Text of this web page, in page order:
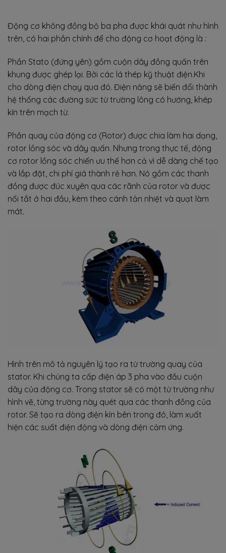
Động cơ không đồng bộ ba pha được khái quát như hình
trên, có hai phần chính để cho động cơ hoạt động là :
Phần Stato (đứng yên) gồm cuộn dây đồng quấn trên
khung được ghép lại. Bởi các lá thép kỹ thuật điện.Khi
cho dòng điện chạy qua đó. Điện năng sẽ biến đổi thành
hệ thống các đường sức từ trường lông có hướng, khép
kín trên mạch từ.
Phần quay của động cơ (Rotor) được chia làm hai dạng,
rotor lồng sóc và dây quấn. Nhưng trong thực tế, động
cơ rotor lồng sóc chiến ưu thế hơn cả vì dễ dàng chế tạo
và lắp đặt, chi phí giá thành rẻ hơn. Nó gồm các thanh
đồng được đúc xuyên qua các rãnh của rotor và được
nối tắt ở hai đầu, kèm theo cánh tản nhiệt và quạt làm
mát.
Hình trên mô tả nguyên lý tạo ra từ trường quay của
stator. Khi chúng ta cấp điện áp 3 pha vào đầu cuộn
dây của động cơ. Trong stator sẽ có một từ trường như
hình vẽ, từng trường này quét qua các thanh đồng của
rotor. Sẽ tạo ra dòng điện kín bên trong đó, làm xuất
hiện các suất điện động và dòng điện cảm ứng.